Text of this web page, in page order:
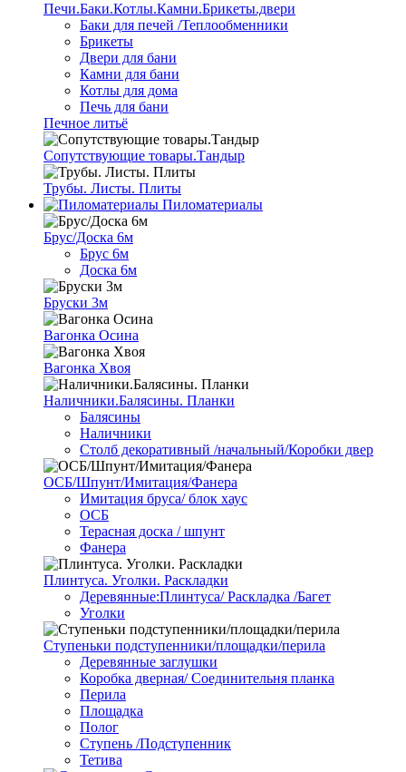
Печи.Баки.Котлы.Камни.Брикеты.двери
Баки для печей /Теплообменники
Брикеты
Двери для бани
Камни для бани
Котлы для дома
Печь для бани
Печное литьё
Сопутствующие товары.Тандыр
Трубы. Листы. Плиты
Пиломатериалы
Брус/Доска 6м
Брус 6м
Доска 6м
Бруски 3м
Вагонка Осина
Вагонка Хвоя
Наличники.Балясины. Планки
Балясины
Наличники
Столб декоративный /начальный/Коробки двер
ОСБ/Шпунт/Имитация/Фанера
Имитация бруса/ блок хаус
ОСБ
Терасная доска / шпунт
Фанера
Плинтуса. Уголки. Раскладки
Деревянные:Плинтуса/ Раскладка /Багет
Уголки
Ступеньки подступенники/площадки/перила
Деревянные заглушки
Коробка дверная/ Соединительня планка
Перила
Площадка
Полог
Ступень /Подступенник
Тетива